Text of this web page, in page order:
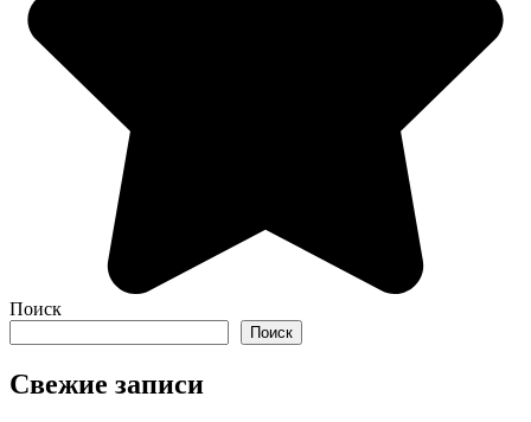
Поиск
Поиск
Свежие записи